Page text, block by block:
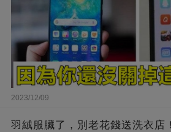
2023/12/09
羽絨服臟了，別老花錢送洗衣店